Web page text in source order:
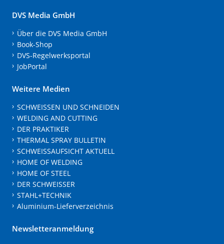
DVS Media GmbH
Über die DVS Media GmbH
Book-Shop
DVS-Regelwerksportal
JobPortal
Weitere Medien
SCHWEISSEN UND SCHNEIDEN
WELDING AND CUTTING
DER PRAKTIKER
THERMAL SPRAY BULLETIN
SCHWEISSAUFSICHT AKTUELL
HOME OF WELDING
HOME OF STEEL
DER SCHWEISSER
STAHL+TECHNIK
Aluminium-Lieferverzeichnis
Newsletteranmeldung